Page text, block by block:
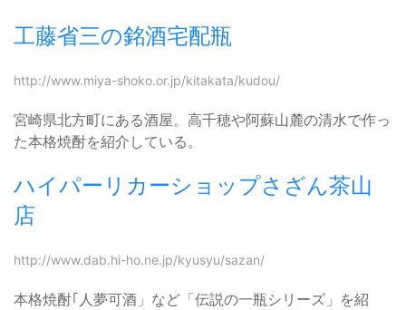
工藤省三の銘酒宅配瓶
http://www.miya-shoko.or.jp/kitakata/kudou/
宮崎県北方町にある酒屋。高千穂や阿蘇山麓の清水で作っ
た本格焼酎を紹介している。
ハイパーリカーショップさざん茶山
店
http://www.dab.hi-ho.ne.jp/kyusyu/sazan/
本格焼酎｢人夢可酒」など「伝説の一瓶シリーズ」を紹